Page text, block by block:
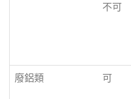
不可
廢鋁類 可